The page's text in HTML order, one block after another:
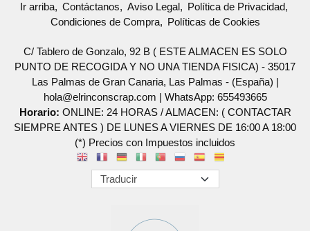
Ir arriba Contáctanos Aviso Legal
Política de Privacidad
Condiciones de Compra
Políticas de Cookies
C/ Tablero de Gonzalo, 92 B ( ESTE ALMACEN ES SOLO
PUNTO DE RECOGIDA Y NO UNA TIENDA FISICA) - 35017
Las Palmas de Gran Canaria, Las Palmas - (España) |
hola@elrinconscrap.com | WhatsApp: 655493665
Horario: ONLINE: 24 HORAS / ALMACEN: ( CONTACTAR
SIEMPRE ANTES ) DE LUNES A VIERNES DE 16:00 A 18:00
(*) Precios con Impuestos incluidos